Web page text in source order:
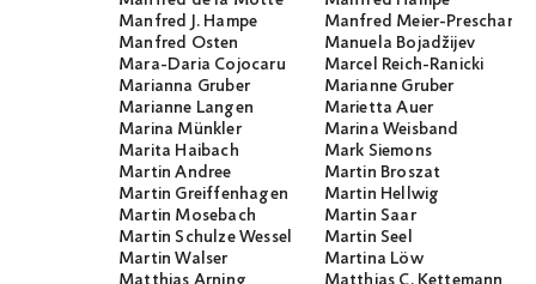
Manfred J. Hampe
Manfred Meier-Preschany
Manfred Osten
Manuela Bojadžijev
Mara-Daria Cojocaru
Marcel Reich-Ranicki
Marianna Gruber
Marianne Gruber
Marianne Langen
Marietta Auer
Marina Münkler
Marina Weisband
Marita Haibach
Mark Siemons
Martin Andree
Martin Broszat
Martin Greiffenhagen
Martin Hellwig
Martin Mosebach
Martin Saar
Martin Schulze Wessel
Martin Seel
Martin Walser
Martina Löw